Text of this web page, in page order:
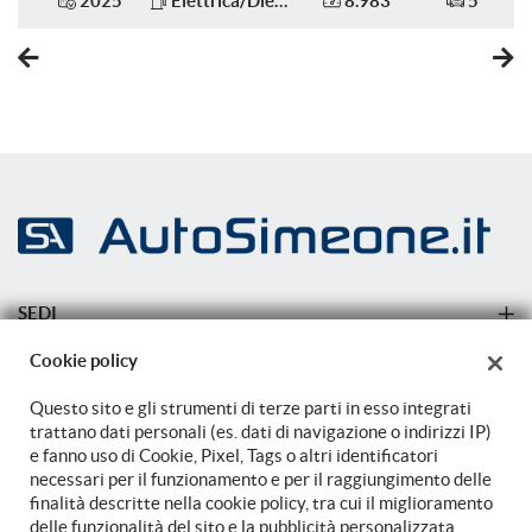
Sensori di parcheggio posteriori
Sound system
Specchietti laterali elettrici
Supporto lombare
Telecamera per parcheggio assistito
Touch screen
Trazione integrale
Vetri oscurati
SEDI
Azienda
Cookie policy
Questo sito e gli strumenti di terze parti in esso integrati
trattano dati personali (es. dati di navigazione o indirizzi IP)
e fanno uso di Cookie, Pixel, Tags o altri identificatori
necessari per il funzionamento e per il raggiungimento delle
finalità descritte nella cookie policy, tra cui il miglioramento
delle funzionalità del sito e la pubblicità personalizzata.